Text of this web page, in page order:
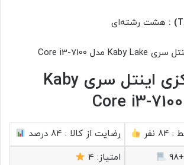
هشت رشته‌ای
پردازنده مرکزی اینتل سری Kaby
: 84 نفر رضایت از کالا : 84 درصد
+98 امتیاز: 4